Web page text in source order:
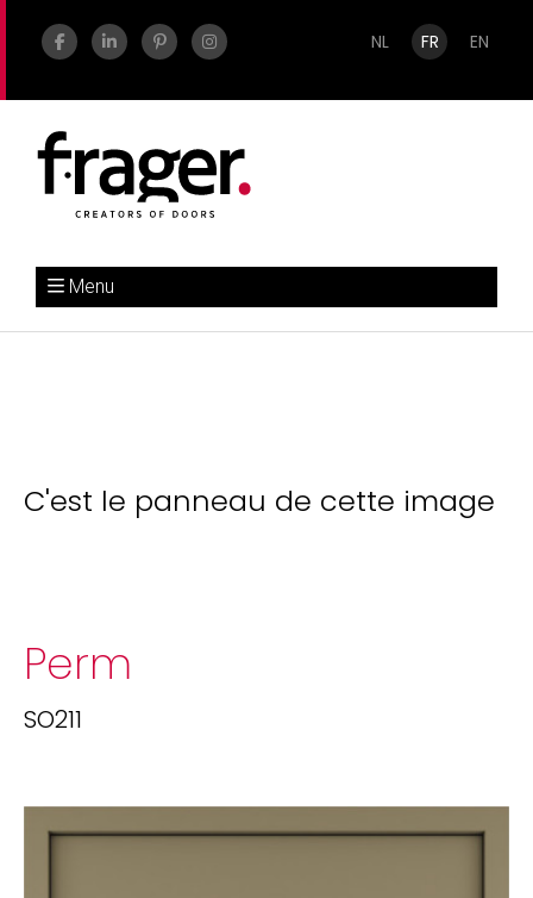
NL FR EN
Menu
C'est le panneau de cette image
Perm
SO211